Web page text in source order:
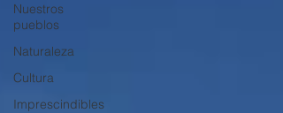
Nuestros
pueblos
Naturaleza
Cultura
Imprescindibles